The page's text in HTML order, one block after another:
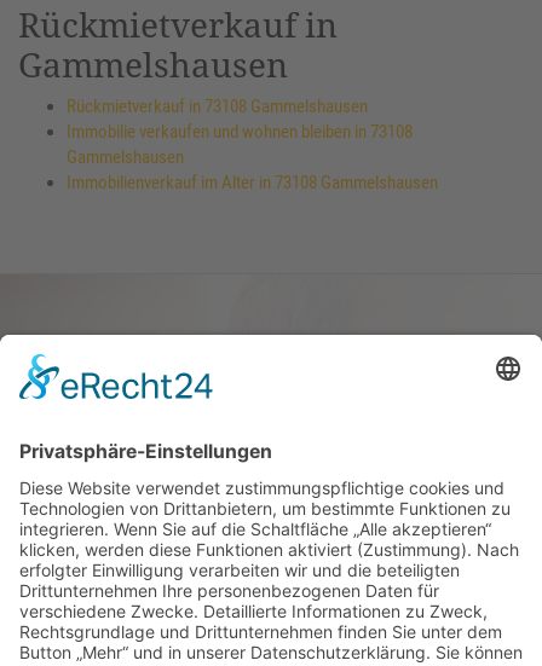
Rückmietverkauf in
Gammelshausen
Rückmietverkauf in 73108 Gammelshausen
Immobilie verkaufen und wohnen bleiben in 73108
Gammelshausen
Immobilienverkauf im Alter in 73108 Gammelshausen
verkaufen und darin
wohnen bleiben
Verkaufen Sie Ihr Haus oder Ihre
Eigen­tums­woh­nung und bleiben Sie
darin wohnen.